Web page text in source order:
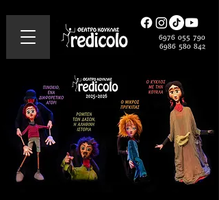
6976 055 790
6986 580 842